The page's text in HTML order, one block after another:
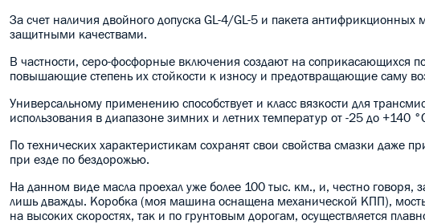
За счет наличия двойного допуска GL-4/GL-5 и пакета
защитными качествами.
В частности, серо-фосфорные включения создают на соприкасающихся
повышающие степень их стойкости к износу и предотвращающие саму
Универсальному применению способствует и класс вязкости для
использования в диапазоне зимних и летних температур от -25 до +140
По технических характеристикам сохранят свои свойства смазки даже
при езде по бездорожью.
На данном виде масла проехал уже более 100 тыс. км., и, честно говоря,
лишь дважды. Коробка (моя машина оснащена механической КПП),
на высоких скоростях, так и по грунтовым дорогам, осуществляется